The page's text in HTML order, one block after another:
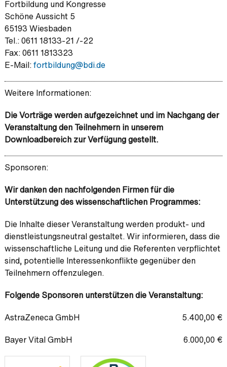
Fortbildung und Kongresse
Schöne Aussicht 5
65193 Wiesbaden
Tel.: 0611 18133-21 /-22
Fax: 0611 1813323
E-Mail:fortbildung@bdi.de
Weitere Informationen:
Die Vorträge werden aufgezeichnet und im Nachgang der
Veranstaltung den Teilnehmern in unserem
Downloadbereich zur Verfügung gestellt.
Sponsoren:
Wir danken den nachfolgenden Firmen für die
Unterstützung des wissenschaftlichen Programmes:
Die Inhalte dieser Veranstaltung werden produkt- und
dienstleistungsneutral gestaltet. Wir informieren, dass die
wissenschaftliche Leitung und die Referenten verpflichtet
sind, potentielle Interessenkonflikte gegenüber den
Teilnehmern offenzulegen.
Folgende Sponsoren unterstützen die Veranstaltung:
AstraZeneca GmbH
5.400,00 €
Bayer Vital GmbH
6.000,00 €